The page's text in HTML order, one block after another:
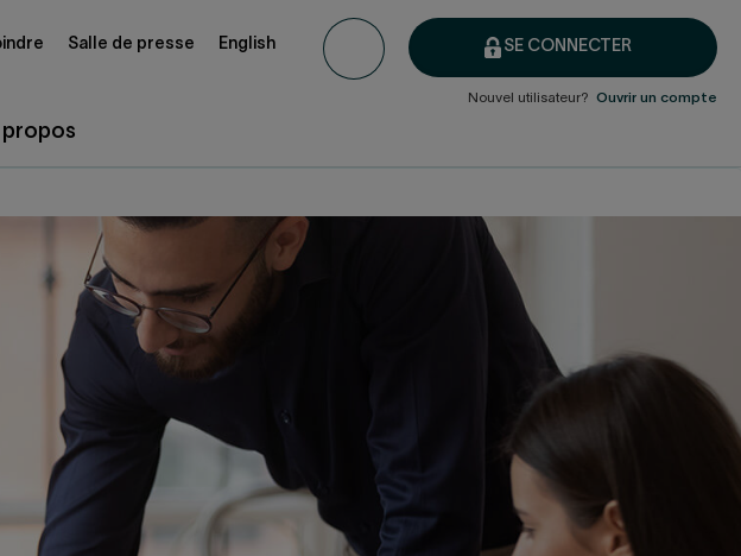
SE CONNECTER
propos
Nouvel utilisateur? Ouvrir un compte
Salle de presse English